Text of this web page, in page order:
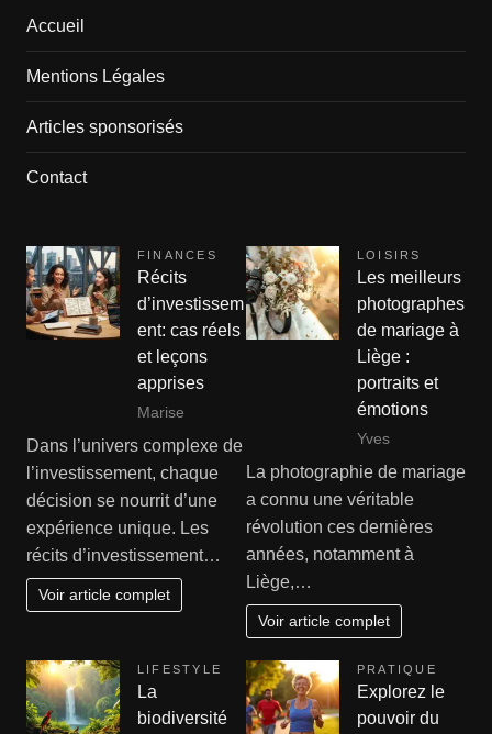
Accueil
Mentions Légales
Articles sponsorisés
Contact
FINANCES
Récits
d’investissem
ent: cas réels
et leçons
apprises
Marise
Dans l’univers complexe de
l’investissement, chaque
décision se nourrit d’une
expérience unique. Les
récits d’investissement…
Voir article complet
LOISIRS
Les meilleurs
photographes
de mariage à
Liège :
portraits et
émotions
Yves
La photographie de mariage
a connu une véritable
révolution ces dernières
années, notamment à
Liège,…
Voir article complet
LIFESTYLE
La
biodiversité
PRATIQUE
Explorez le
pouvoir du